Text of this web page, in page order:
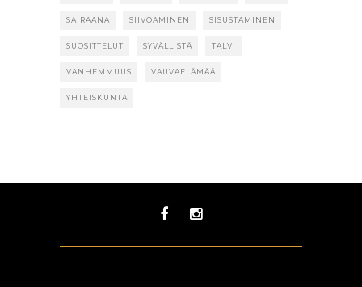
SAIRAANA SIIVOAMINEN SISUSTAMINEN
SUOSITTELUT SYVÄLLISTÄ TALVI
VANHEMMUUS VAUVAELÄMÄÄ
YHTEISKUNTA